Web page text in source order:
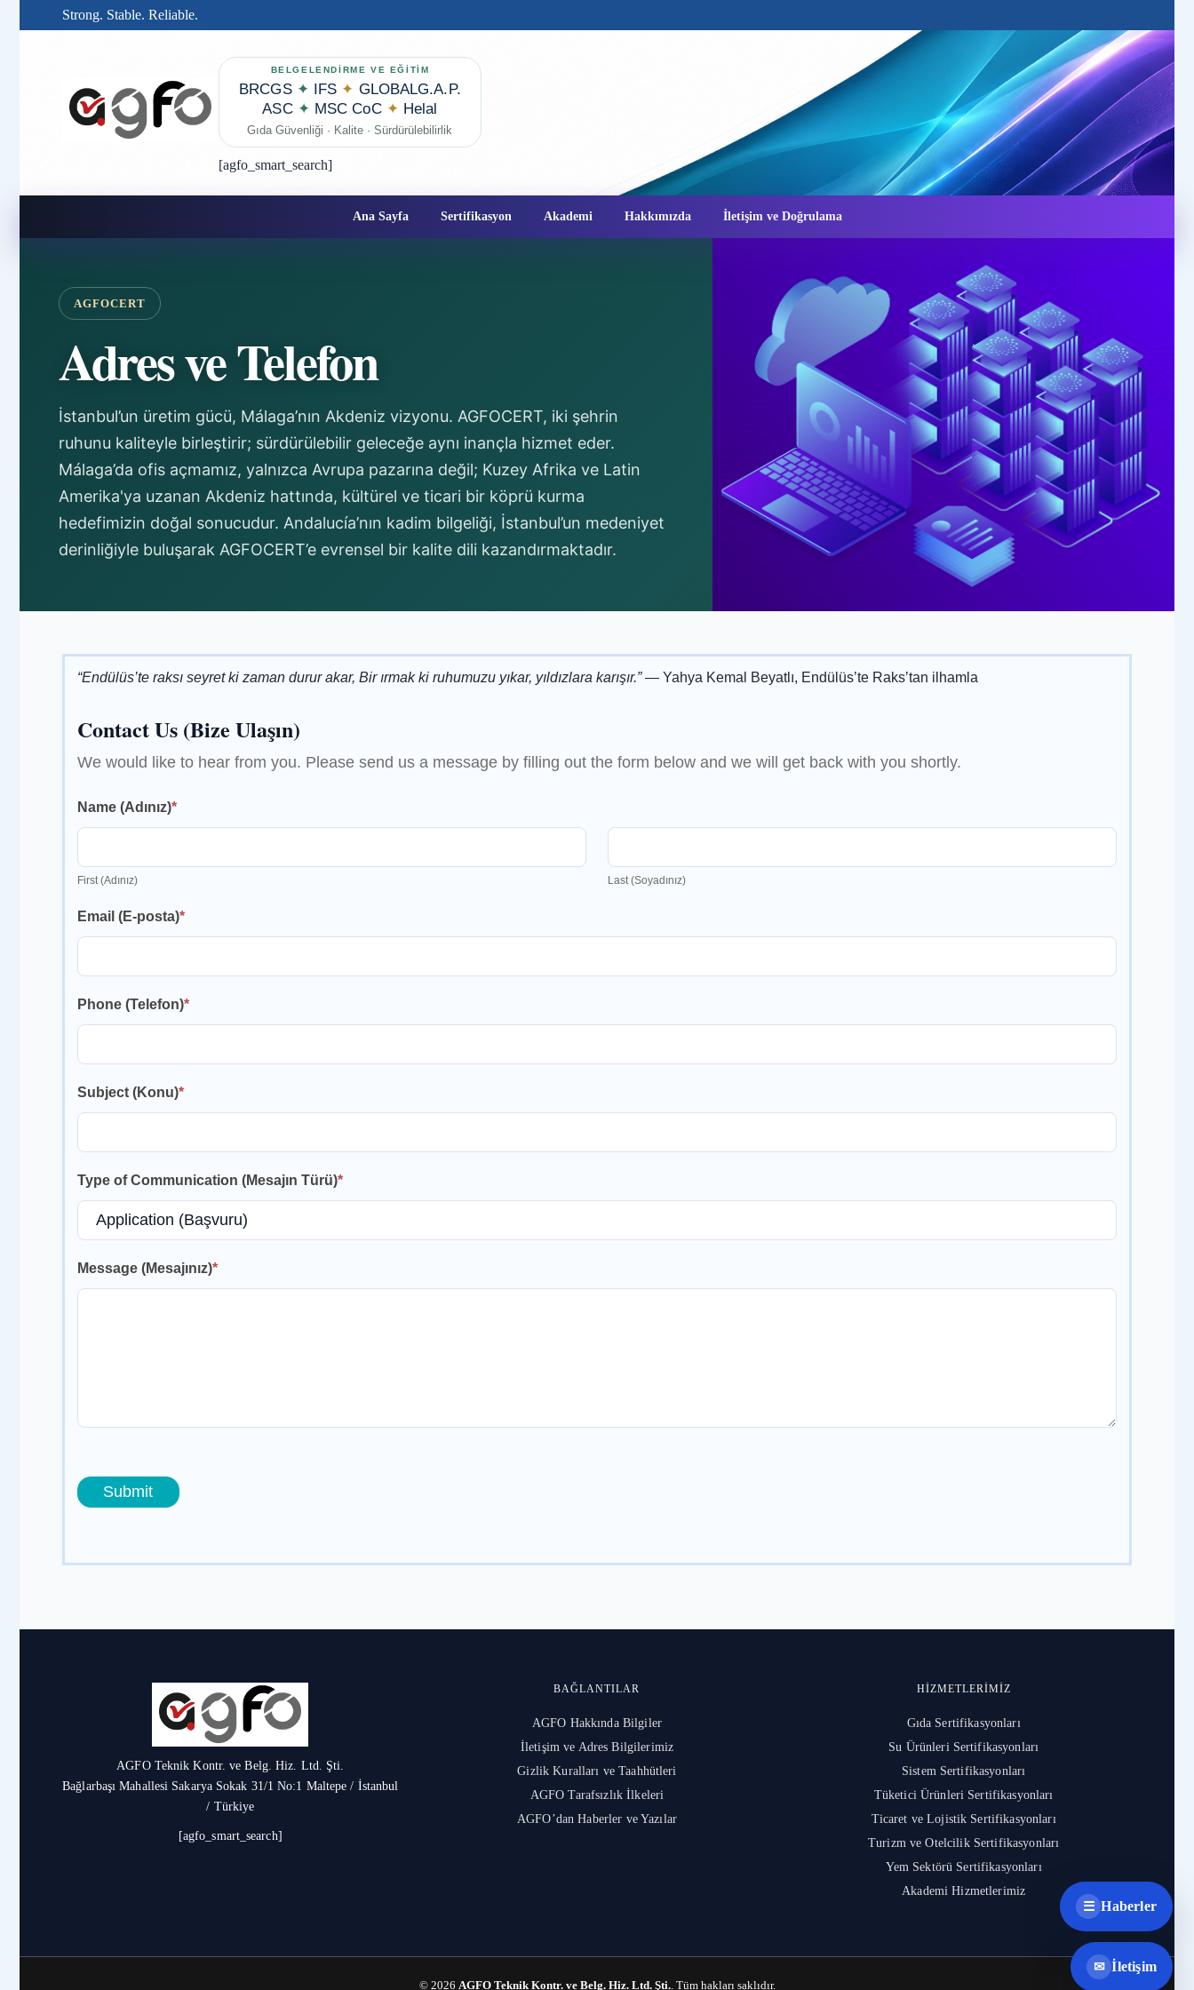
Strong. Stable. Reliable.
BELGELENDİRME VE EĞİTİM
BRCGS ✦ IFS ✦ GLOBALG.A.P.
ASC ✦ MSC CoC ✦ Helal
Gıda Güvenliği · Kalite · Sürdürülebilirlik
[agfo_smart_search]
Ana Sayfa Sertifikasyon Akademi Hakkımızda İletişim ve Doğrulama
AGFOCERT
Adres ve Telefon
İstanbul’un üretim gücü, Málaga’nın Akdeniz vizyonu. AGFOCERT, iki şehrin
ruhunu kaliteyle birleştirir; sürdürülebilir geleceğe aynı inançla hizmet eder.
Málaga’da ofis açmamız, yalnızca Avrupa pazarına değil; Kuzey Afrika ve Latin
Amerika'ya uzanan Akdeniz hattında, kültürel ve ticari bir köprü kurma
hedefimizin doğal sonucudur. Andalucía’nın kadim bilgeliği, İstanbul’un medeniyet
derinliğiyle buluşarak AGFOCERT’e evrensel bir kalite dili kazandırmaktadır.
“Endülüs’te raksı seyret ki zaman durur akar, Bir ırmak ki ruhumuzu yıkar, yıldızlara karışır.”— Yahya Kemal Beyatlı, Endülüs’te Raks’tan ilhamla
Contact
Us
Ulaşın)
Contact Us (Bize Ulaşın)
We would like to hear from you. Please send us a message by filling out the form below and we will get back with you shortly.
Name (Adınız)*
First (Adınız) Last (Soyadınız)
Email (E-posta)*
Phone (Telefon)*
Subject (Konu)*
Type of Communication (Mesajın Türü)*
Message (Mesajınız)*
Submit
AGFO Teknik Kontr. ve Belg. Hiz. Ltd. Şti.
Bağlarbaşı Mahallesi Sakarya Sokak 31/1 No:1 Maltepe / İstanbul
/ Türkiye
[agfo_smart_search]
BAĞLANTILAR
AGFO Hakkında Bilgiler
İletişim ve Adres Bilgilerimiz
Gizlik Kuralları ve Taahhütleri
AGFO Tarafsızlık İlkeleri
AGFO’dan Haberler ve Yazılar
HIZMETLERIMIZ
Gıda Sertifikasyonları
Su Ürünleri Sertifikasyonları
Sistem Sertifikasyonları
Tüketici Ürünleri Sertifikasyonları
Ticaret ve Lojistik Sertifikasyonları
Turizm ve Otelcilik Sertifikasyonları
Yem Sektörü Sertifikasyonları
Akademi Hizmetlerimiz
© 2026 AGFO Teknik Kontr. ve Belg. Hiz. Ltd. Şti.. Tüm hakları saklıdır.
☰ Haberler
✉ İletişim